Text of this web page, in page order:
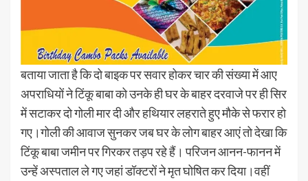
बताया जाता है कि दो बाइक पर सवार होकर चार की संख्या में आए
अपराधियों ने टिंकू बाबा को उनके ही घर के बाहर दरवाजे पर ही सिर
में सटाकर दो गोली मार दी और हथियार लहराते हुए मौके से फरार हो
गए।गोली की आवाज सुनकर जब घर के लोग बाहर आएं तो देखा कि
टिंकू बाबा जमीन पर गिरकर तड़प रहे हैं। परिजन आनन-फानन में
उन्हें अस्पताल ले गए जहां डॉक्टरों ने मृत घोषित कर दिया।वहीं